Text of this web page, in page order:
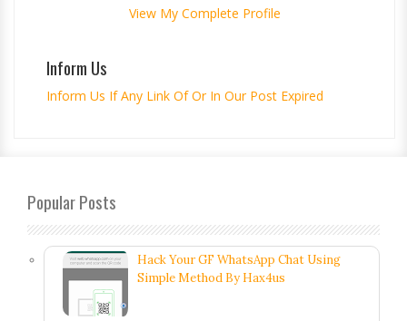
View My Complete Profile
Inform Us
Inform Us If Any Link Of Or In Our Post Expired
Popular Posts
Hack Your GF WhatsApp Chat Using
Simple Method By Hax4us